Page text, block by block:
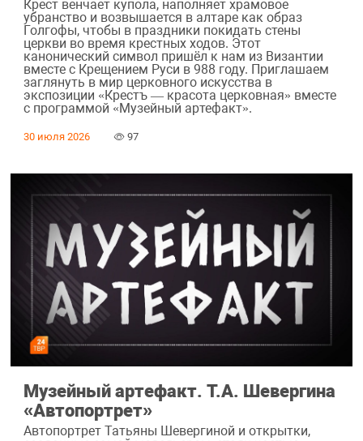
Крест венчает купола, наполняет храмовое
убранство и возвышается в алтаре как образ
Голгофы, чтобы в праздники покидать стены
церкви во время крестных ходов. Этот
канонический символ пришёл к нам из Византии
вместе с Крещением Руси в 988 году. Приглашаем
заглянуть в мир церковного искусства в
экспозиции «Крестъ — красота церковная» вместе
с программой «Музейный артефакт».
30 июля 2026 97
Музейный артефакт. Т.А. Шевергина
«Автопортрет»
Автопортрет Татьяны Шевергиной и открытки,